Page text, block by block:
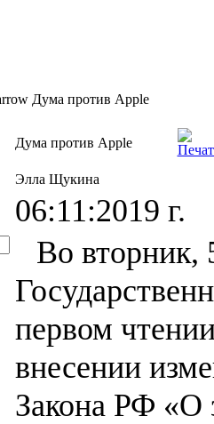
Дума против Apple
Дума против Apple
Элла Щукина
06:11:2019 г.
Во вторник,
первом
внесении
Закона РФ «О